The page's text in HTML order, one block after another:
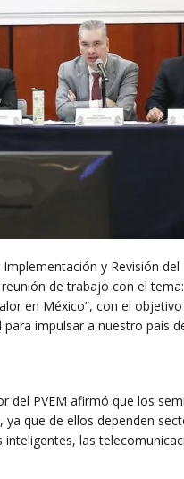
y Revisión
de trabajo con el
en México”, con el
impulsar a nuestro país
del PVEM afirmó que los
que de ellos dependen
las